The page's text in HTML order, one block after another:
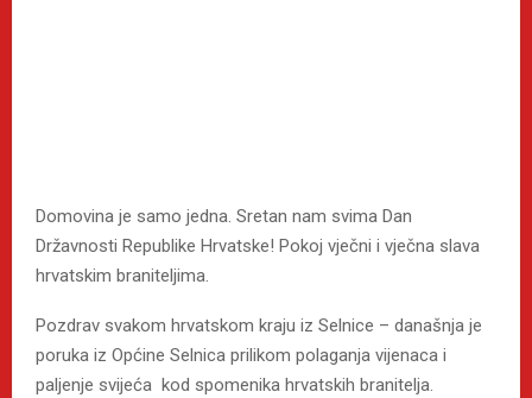
Domovina je samo jedna. Sretan nam svima Dan
Državnosti Republike Hrvatske! Pokoj vječni i vječna slava
hrvatskim braniteljima.
Pozdrav svakom hrvatskom kraju iz Selnice – današnja je
poruka iz Općine Selnica prilikom polaganja vijenaca i
paljenje svijeća kod spomenika hrvatskih branitelja.